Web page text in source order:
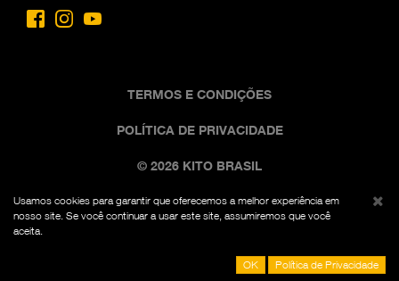
© 2026 KITO BRASIL
TERMOS E CONDIÇÕES
POLÍTICA DE PRIVACIDADE
A imagem comercial preta e amarela é uma marca
registrada da Kito Fed. Reg. Nº 7,342,071. Todos os
Usamos cookies para garantir que oferecemos a melhor experiência em
nosso site. Se você continuar a usar este site, assumiremos que você
aceita.
OK Política de Privacidade